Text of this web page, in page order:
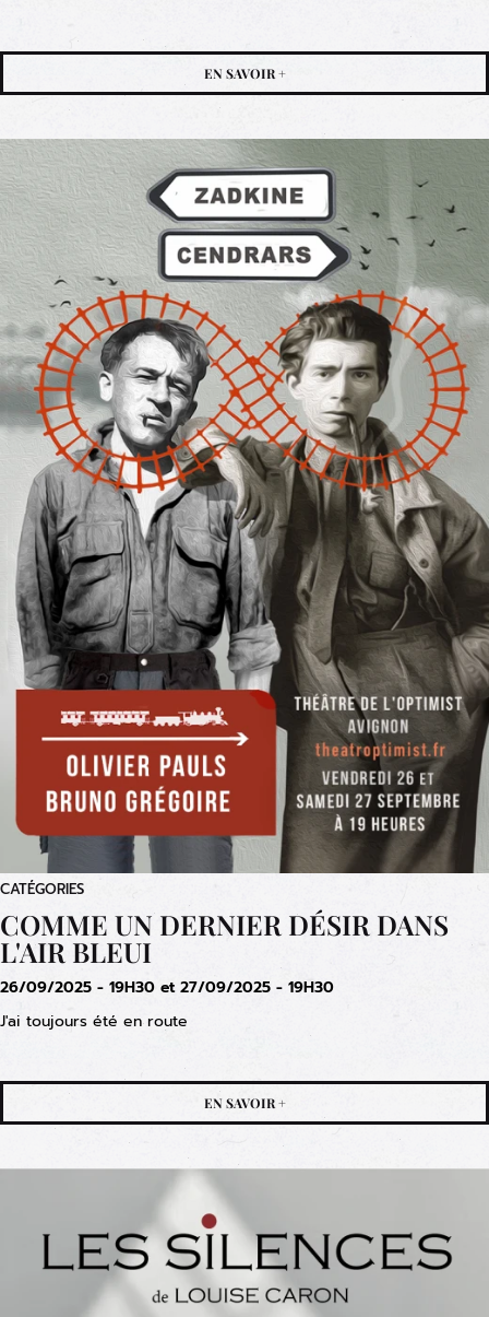
EN SAVOIR +
CATÉGORIES
COMME UN DERNIER DÉSIR DANS
L'AIR BLEUI
26/09/2025 - 19H30 et 27/09/2025 - 19H30
J'ai toujours été en route
EN SAVOIR +